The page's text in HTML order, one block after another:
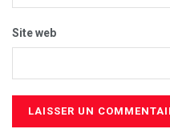
Site web